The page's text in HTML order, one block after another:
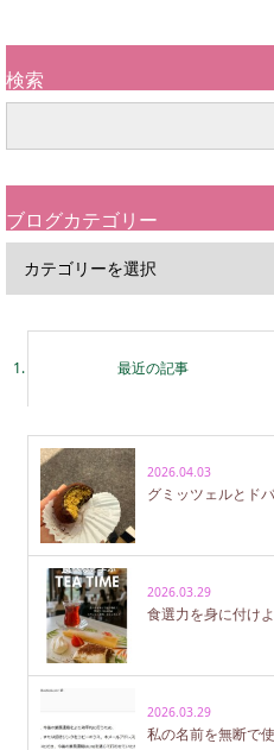
検索
ブログカテゴリー
最近の記事
2026.04.03
グミッツェルとド
2026.03.29
食選力を身に付け
2026.03.29
私の名前を無断で